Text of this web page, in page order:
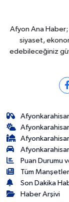
Afyon Ana
siyaset,
edebileceğiniz
Puan Durumu
Tüm Manşetler
Son Dakika
Haber Arşivi